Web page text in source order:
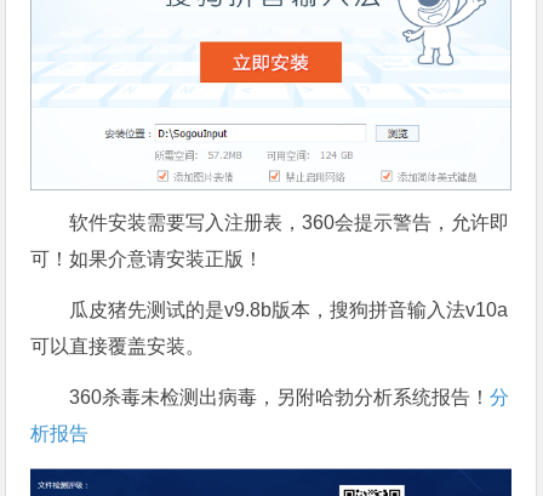
软件安装需要写入注册表，360会提示警告，允许即
可！如果介意请安装正版！
瓜皮猪先测试的是v9.8b版本，搜狗拼音输入法v10a
可以直接覆盖安装。
360杀毒未检测出病毒，另附哈勃分析系统报告！分
析报告